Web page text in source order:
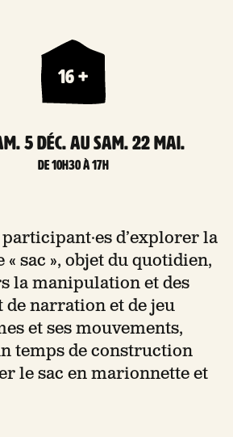
16 +
5 Déc. au sam. 22 Mai.
De 10h30 à 17h
d’explorer la
sac », objet du quotidien,
la manipulation et des
de narration et de jeu
et ses mouvements,
temps de construction
le sac en marionnette et